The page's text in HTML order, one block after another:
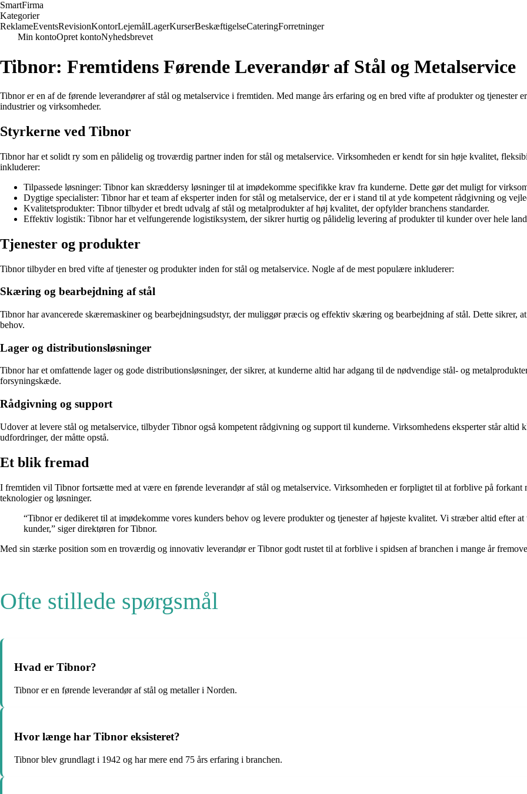
SmartFirma
Kategorier
ReklameEventsRevisionKontorLejemålLagerKurserBeskæftigelseCateringForretninger
Min kontoOpret kontoNyhedsbrevet
Tibnor: Fremtidens Førende Leverandør af Stål og Metalservice
Tibnor er en af de førende leverandører af stål og metalservice i fremtiden. Med mange års erfaring og en bred vifte af produkter og tjenester
industrier og virksomheder.
Styrkerne ved Tibnor
Tibnor har et solidt ry som en pålidelig og troværdig partner inden for stål og metalservice. Virksomheden er kendt for sin høje kvalitet,
inkluderer:
Tilpassede løsninger: Tibnor kan skræddersy løsninger til at imødekomme specifikke krav fra kunderne. Dette gør det muligt for
Dygtige specialister: Tibnor har et team af eksperter inden for stål og metalservice, der er i stand til at yde kompetent rådgivning og
Kvalitetsprodukter: Tibnor tilbyder et bredt udvalg af stål og metalprodukter af høj kvalitet, der opfylder branchens standarder.
Effektiv logistik: Tibnor har et velfungerende logistiksystem, der sikrer hurtig og pålidelig levering af produkter til kunder over hele
Tjenester og produkter
Tibnor tilbyder en bred vifte af tjenester og produkter inden for stål og metalservice. Nogle af de mest populære inkluderer:
Skæring og bearbejdning af stål
Tibnor har avancerede skæremaskiner og bearbejdningsudstyr, der muliggør præcis og effektiv skæring og bearbejdning af stål. Dette sikrer,
behov.
Lager og distributionsløsninger
Tibnor har et omfattende lager og gode distributionsløsninger, der sikrer, at kunderne altid har adgang til de nødvendige stål- og
forsyningskæde.
Rådgivning og support
Udover at levere stål og metalservice, tilbyder Tibnor også kompetent rådgivning og support til kunderne. Virksomhedens eksperter står altid
udfordringer, der måtte opstå.
Et blik fremad
I fremtiden vil Tibnor fortsætte med at være en førende leverandør af stål og metalservice. Virksomheden er forpligtet til at forblive på forkant
teknologier og løsninger.
“Tibnor er dedikeret til at imødekomme vores kunders behov og levere produkter og tjenester af højeste kvalitet. Vi stræber altid efter
kunder,” siger direktøren for Tibnor.
Med sin stærke position som en troværdig og innovativ leverandør er Tibnor godt rustet til at forblive i spidsen af branchen i mange år
Ofte stillede spørgsmål
Hvad er Tibnor?
Tibnor er en førende leverandør af stål og metaller i Norden.
Hvor længe har Tibnor eksisteret?
Tibnor blev grundlagt i 1942 og har mere end 75 års erfaring i branchen.